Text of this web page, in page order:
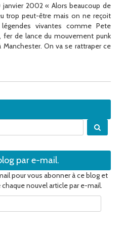
janvier 2002 « Alors beaucoup de
trop peut-être mais on ne reçoit
vivantes comme Pete
fer de lance du mouvement punk
Manchester. On va se rattraper ce
par e-mail.
pour vous abonner à ce blog et
nouvel article par e-mail.